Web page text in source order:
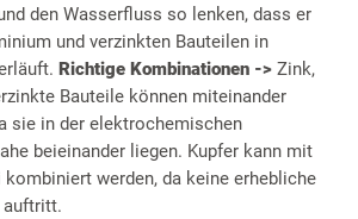
den Wasserfluss so lenken, dass er
und verzinkten Bauteilen in
Richtige Kombinationen -> Zink,
Bauteile können miteinander
sie in der elektrochemischen
beieinander liegen. Kupfer kann mit
kombiniert werden, da keine erhebliche